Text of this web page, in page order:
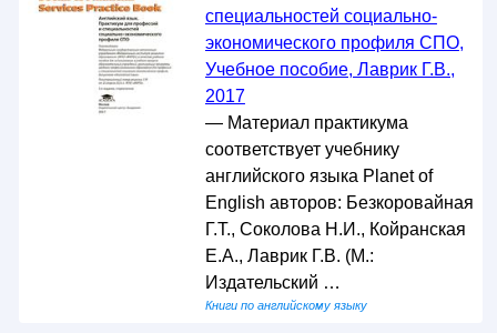
специальностей социально-
экономического профиля СПО,
Учебное пособие, Лаврик Г.В.,
2017
— Материал практикума
соответствует учебнику
английского языка Planet of
English авторов: Безкоровайная
Г.Т., Соколова Н.И., Койранская
Е.А., Лаврик Г.В. (М.:
Издательский …
Книги по английскому языку